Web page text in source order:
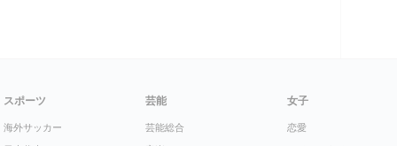
スポーツ
海外サッカー
芸能
芸能総合
女子
恋愛